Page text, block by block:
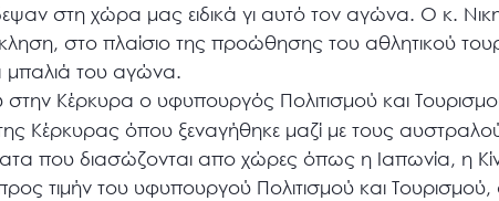
στη χώρα μας ειδικά γι αυτό τον αγώνα. Ο κ.
στο πλαίσιο της προώθησης του αθλητικού
μπαλιά του αγώνα.
Κέρκυρα ο υφυπουργός Πολιτισμού και
Κέρκυρας όπου ξεναγήθηκε μαζί με τους
που διασώζονται απο χώρες όπως η Ιαπωνία, η
τιμήν του υφυπουργού Πολιτισμού και Τουρισμού,